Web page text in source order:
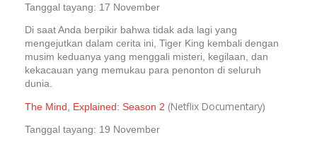
Tanggal tayang: 17 November
Di saat Anda berpikir bahwa tidak ada lagi yang
mengejutkan dalam cerita ini, Tiger King kembali dengan
musim keduanya yang menggali misteri, kegilaan, dan
kekacauan yang memukau para penonton di seluruh
dunia.
The Mind, Explained: Season 2 (Netflix Documentary)
Tanggal tayang: 19 November